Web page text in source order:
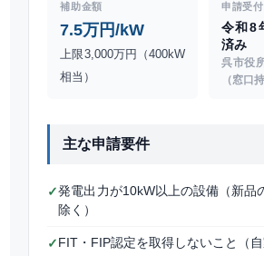
補助金額
7.5万円/kW
上限3,000万円（400kW
相当）
申請受付
令和8
済み
呉市役
（窓口
主な申請要件
✓発電出力が10kW以上の設備（新品
除く）
✓ FIT・FIP認定を取得しないこと（自